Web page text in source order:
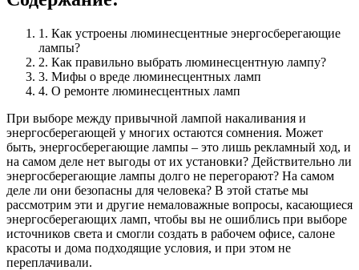
1. Как устроены люминесцентные энергосберегающие
лампы?
2. Как правильно выбрать люминесцентную лампу?
3. Мифы о вреде люминесцентных ламп
4. О ремонте люминесцентных ламп
При выборе между привычной лампой накаливания и
энергосберегающей у многих остаются сомнения. Может
быть, энергосберегающие лампы – это лишь рекламный ход, и
на самом деле нет выгоды от их установки? Действительно ли
энергосберегающие лампы долго не перегорают? На самом
деле ли они безопасны для человека? В этой статье мы
рассмотрим эти и другие немаловажные вопросы, касающиеся
энергосберегающих ламп, чтобы вы не ошиблись при выборе
источников света и смогли создать в рабочем офисе, салоне
красоты и дома подходящие условия, и при этом не
переплачивали.